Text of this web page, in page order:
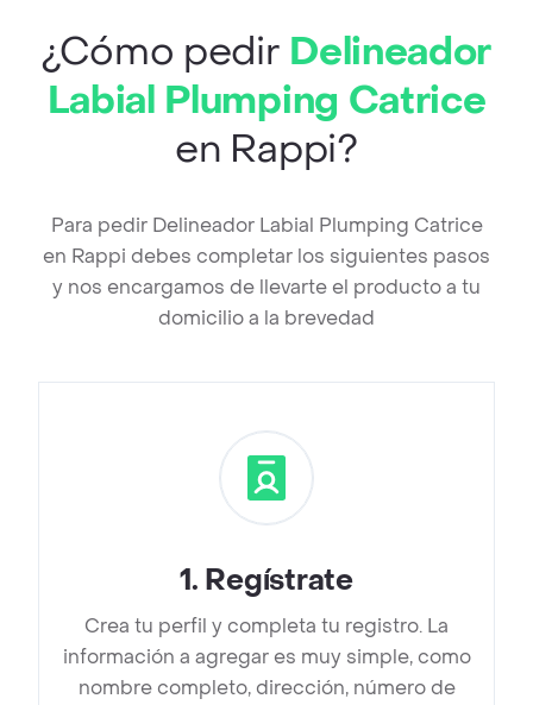
¿Cómo pedir Delineador
Labial Plumping Catrice
en Rappi?
Para pedir Delineador Labial Plumping Catrice
en Rappi debes completar los siguientes pasos
y nos encargamos de llevarte el producto a tu
domicilio a la brevedad
1. Regístrate
Crea tu perfil y completa tu registro. La
información a agregar es muy simple, como
nombre completo, dirección, número de